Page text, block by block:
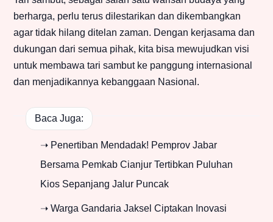
berharga, perlu terus dilestarikan dan dikembangkan
agar tidak hilang ditelan zaman. Dengan kerjasama dan
dukungan dari semua pihak, kita bisa mewujudkan visi
untuk membawa tari sambut ke panggung internasional
dan menjadikannya kebanggaan Nasional.
Baca Juga:
➝ Penertiban Mendadak! Pemprov Jabar
Bersama Pemkab Cianjur Tertibkan Puluhan
Kios Sepanjang Jalur Puncak
➝ Warga Gandaria Jaksel Ciptakan Inovasi